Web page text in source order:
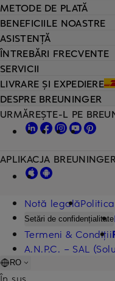
ASISTENȚĂ
ÎNTREBĂRI FRECVENTE
SERVICII
LIVRARE ȘI EXPEDIERE
METODE DE PLATĂ
BENEFICIILE NOASTRE
DESPRE BREUNINGER
URMĂREȘTE-L PE
APLIKACJA BREUNINGER
Notă legală
Setări de confidențialitate
Termeni & Condiții
A.N.P.C. – SAL
RO
În sus